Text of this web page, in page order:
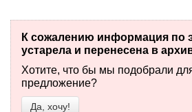
Праздничные туры
Страны и направления
Поиск тура
К сожалению информация по
устарела и перенесена в
Хотите, что бы мы подобрали
предложение?
Да, хочу!